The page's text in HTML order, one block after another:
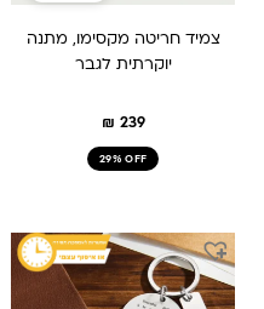
צמיד חריטה מקסימו, מתנה
יוקרתית לגבר
₪ 239
29% OFF
המחיר
המקורי
היה:
₪ 249.
המחיר
הנוכחי
הוא:
₪ 189.90.